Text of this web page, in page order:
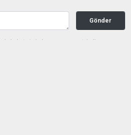
Gönder
kabul etmiş bulunuyor ve gazetehalk.com